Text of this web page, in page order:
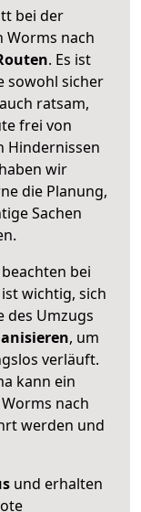
bei der
Worms nach
. Es ist
sowohl sicher
ratsam,
frei von
Hindernissen
wir
die Planung,
Sachen
bei
wichtig, sich
des Umzugs
, um
verläuft.
kann ein
nach
werden und
und erhalten